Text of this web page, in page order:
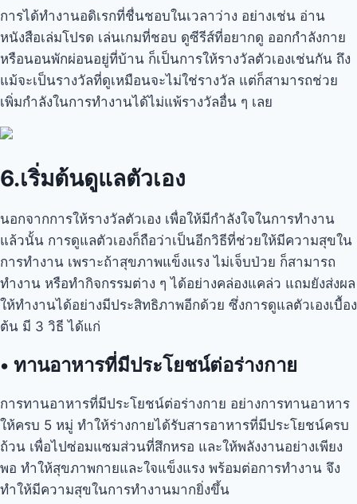
การได้ทำงานอดิเรกที่ชื่นชอบในเวลาว่าง อย่างเช่น อ่าน
หนังสือเล่มโปรด เล่นเกมที่ชอบ ดูซีรีส์ที่อยากดู ออกกำลังกาย
หรือนอนพักผ่อนอยู่ที่บ้าน ก็เป็นการให้รางวัลตัวเองเช่นกัน ถึง
แม้จะเป็นรางวัลที่ดูเหมือนจะไม่ใช่รางวัล แต่ก็สามารถช่วย
เพิ่มกำลังในการทำงานได้ไม่แพ้รางวัลอื่น ๆ เลย
6.เริ่มต้นดูแลตัวเอง
นอกจากการให้รางวัลตัวเอง เพื่อให้มีกำลังใจในการทำงาน
แล้วนั้น การดูแลตัวเองก็ถือว่าเป็นอีกวิธีที่ช่วยให้มีความสุขใน
การทำงาน เพราะถ้าสุขภาพแข็งแรง ไม่เจ็บป่วย ก็สามารถ
ทำงาน หรือทำกิจกรรมต่าง ๆ ได้อย่างคล่องแคล่ว แถมยังส่งผล
ให้ทำงานได้อย่างมีประสิทธิภาพอีกด้วย ซึ่งการดูแลตัวเองเบื้อง
ต้น มี 3 วิธี ได้แก่
• ทานอาหารที่มีประโยชน์ต่อร่างกาย
การทานอาหารที่มีประโยชน์ต่อร่างกาย อย่างการทานอาหาร
ให้ครบ 5 หมู่ ทำให้ร่างกายได้รับสารอาหารที่มีประโยชน์ครบ
ถ้วน เพื่อไปซ่อมแซมส่วนที่สึกหรอ และให้พลังงานอย่างเพียง
พอ ทำให้สุขภาพกายและใจแข็งแรง พร้อมต่อการทำงาน จึง
ทำให้มีความสุขในการทำงานมากยิ่งขึ้น